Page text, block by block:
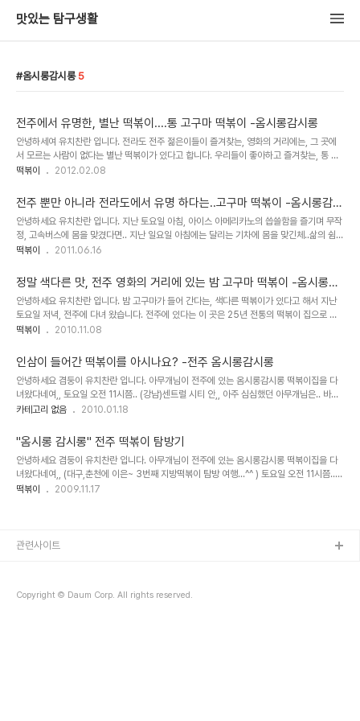
맛있는 탐구생활
옴시롱감시롱 5
전주에서 유명한, 별난 떡볶이....통 고구마 떡볶이 -옴시롱감시롱
안녕하세여 유치찬란 입니다. 전라도 전주 젊은이들이 즐겨찾는, 영화의 거리에는, 그 곳에
서 모르는 사람이 없다는 별난 떡볶이가 있다고 합니다. 우리들이 좋아하고 즐겨찾는, 통 고
구마가 들어가는 떡볶이라는데여.. 2주전, 토요일 새벽... 이 곳 떡볶이를 먹기 위해 전주를
떡볶이 2012.02.08
전주 뿐만 아니라 전라도에서 유명 하다는..고구마 떡볶이 -옴시롱감시
롱
안녕하세요 유치찬란 입니다. 지난 토요일 아침, 아이스 아메리카노의 씁쓸함을 즐기며 무작
정, 고속버스에 몸을 맞겼다면.. 지난 일요일 아침에는 달리는 기차에 몸을 맞긴체..삶의 쉼표
를 찍어 봅니다. 바쁘고 지친 일상을 뒤돌아 보며.. 기차에 몸을 맞긴 체 2시간 20여분 후 도
떡볶이 2011.06.16
정말 색다른 맛, 전주 영화의 거리에 있는 밤 고구마 떡볶이 -옴시롱감
시롱
안녕하세요 유치찬란 입니다. 밤 고구마가 들어 간다는, 색다른 떡볶이가 있다고 해서 지난
토요일 저녁, 전주에 다녀 왔습니다. 전주에 있다는 이 곳은 25년 전통의 떡볶이 집으로 전
주 영화의 거리에서만 19년째 영업하고 있는 곳 입니다. 찾아가시는 길 전주 영화의 거리를
떡볶이 2010.11.08
인삼이 들어간 떡볶이를 아시나요? -전주 옴시롱감시롱
안녕하세요 겸둥이 유치찬란 입니다. 아무개님이 전주에 있는 옴시롱감시롱 떡볶이집을 다
녀왔다네여,, 토요일 오전 11시쯤.. (강남)센트럴 시티 안,, 아주 심심했던 아무개님은.. 바흐
만님에게 문자를 보냈다죠?? 아무개님 문자 "바흐만님 있자나요?.." 바흐만님 답장 "네??"
카테고리 없음 2010.01.18
"옴시롱 감시롱" 전주 떡볶이 탐방기
안녕하세요 겸둥이 유치찬란 입니다. 아무개님이 전주에 있는 옴시롱감시롱 떡볶이집을 다
녀왔다네여,, (대구,춘천에 이은~ 3번째 지방떡볶이 탐방 여행...^^ ) 토요일 오전 11시쯤..
(강남)센트럴 시티 안,, 아주 심심했던 아무개님은.. 바흐만님에게 문자를 보냈다죠?? 아무개
떡볶이 2009.11.17
Copyright © Daum Corp. All rights reserved.
관련사이트